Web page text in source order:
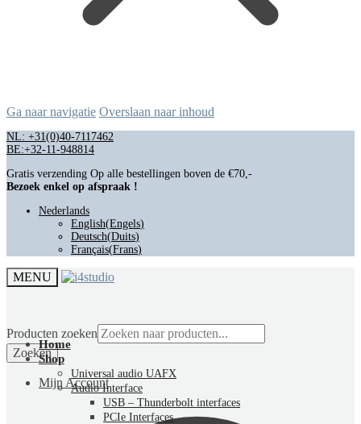
Ga naar navigatie Overslaan naar inhoud
NL: +31(0)40-7117462
BE:+32-11-948814
Gratis verzending Op alle bestellingen boven de €70,-
Bezoek enkel op afspraak !
Nederlands
English(Engels)
Deutsch(Duits)
Français(Frans)
MENU
Producten zoeken
Zoeken
Mijn Account
Home
Shop
Universal audio UAFX
Audio Interface
USB – Thunderbolt interfaces
PCIe Interfaces